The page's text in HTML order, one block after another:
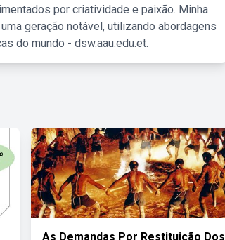
por criatividade e paixão. Minha
geração notável, utilizando abordagens
do mundo - dsw.aau.edu.et.
As Demandas Por Restituição Dos